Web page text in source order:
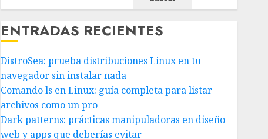
ENTRADAS RECIENTES
DistroSea: prueba distribuciones Linux en tu
navegador sin instalar nada
Comando ls en Linux: guía completa para listar
archivos como un pro
Dark patterns: prácticas manipuladoras en diseño
web y apps que deberías evitar